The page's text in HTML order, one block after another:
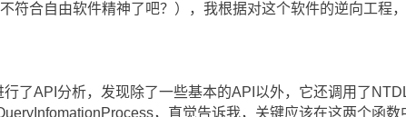
符合自由软件精神了吧？），我根据对这个软件的逆向工程
了API分析，发现除了一些基本的API以外，它还调用了
，直觉告诉我，关键应该在这两个函